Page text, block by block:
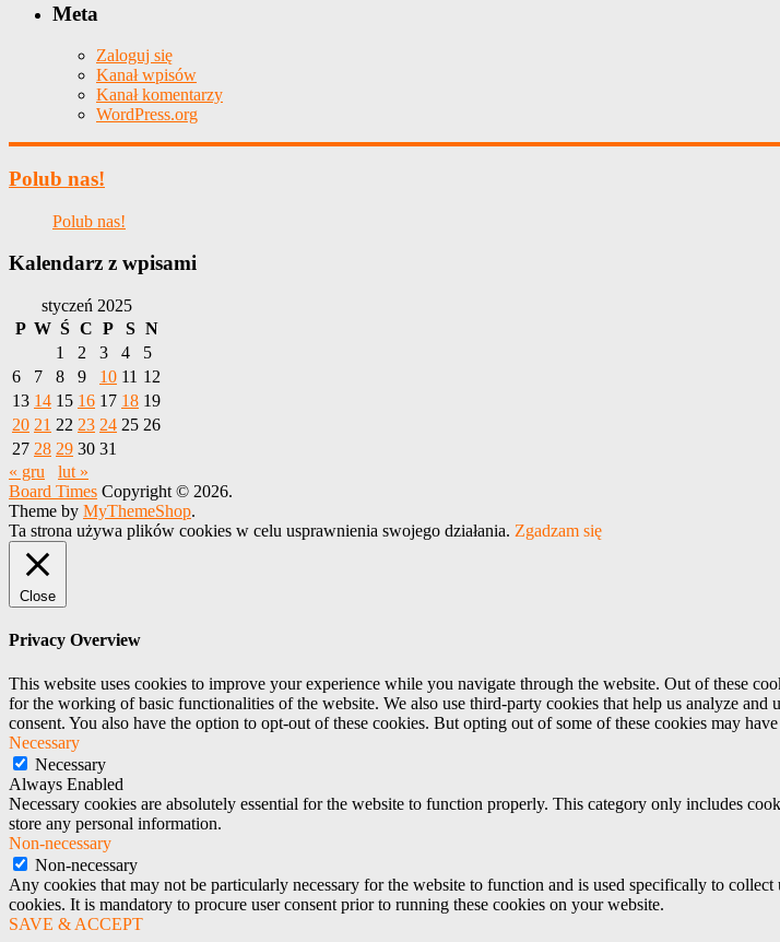
Meta
Zaloguj się
Kanał wpisów
Kanał komentarzy
WordPress.org
Polub nas!
Polub nas!
Kalendarz z wpisami
styczeń 2025
P W Ś C P S N
1
2 3 4
5
6
7 8 9 10 11 12
13 14 15 16 17 18 19
20 21 22 23 24 25 26
27 28 29 30 31
« gru
lut »
Board Times Copyright © 2026.
Theme by MyThemeShop.
Ta strona używa plików cookies w celu usprawnienia swojego działania. Zgadzam się
Close
Privacy Overview
This website uses cookies to improve your experience while you navigate through the website. Out of these
for the working of basic functionalities of the website. We also use third-party cookies that help us analyze
consent. You also have the option to opt-out of these cookies. But opting out of some of these cookies may
Necessary
Necessary
Always Enabled
Necessary cookies are absolutely essential for the website to function properly. This category only includes
store any personal information.
Non-necessary
Non-necessary
Any cookies that may not be particularly necessary for the website to function and is used specifically to collect
cookies. It is mandatory to procure user consent prior to running these cookies on your website.
SAVE & ACCEPT